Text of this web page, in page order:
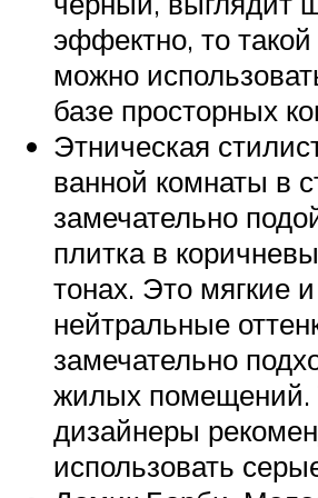
эффектно, то
можно
базе просторных
Этническая
ванной комнаты в
замечательно
плитка в
тонах. Это мягкие и
нейтральные
замечательно
жилых помещений.
дизайнеры
использовать